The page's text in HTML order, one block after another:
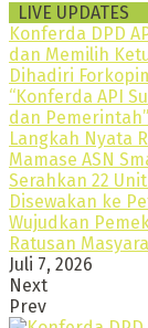
LIVE UPDATES
Konferda DPD
dan Memilih
Dihadiri
“Konferda API
dan Pemerintah”
Langkah Nyata
Mamase ASN
Serahkan 22
Disewakan ke
Wujudkan
Ratusan
Juli 7, 2026
Next
Prev